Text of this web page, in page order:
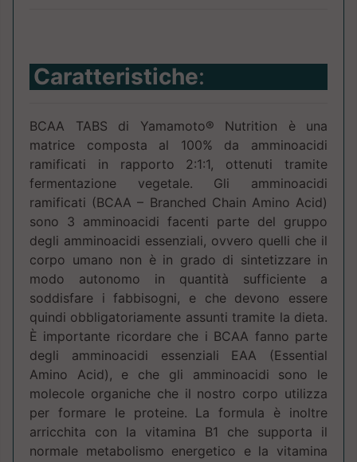
Caratteristiche:
BCAA TABS di Yamamoto® Nutrition è una
matrice composta al 100% da amminoacidi
ramificati in rapporto 2:1:1, ottenuti tramite
fermentazione vegetale. Gli amminoacidi
ramificati (BCAA – Branched Chain Amino Acid)
sono 3 amminoacidi facenti parte del gruppo
degli amminoacidi essenziali, ovvero quelli che il
corpo umano non è in grado di sintetizzare in
modo autonomo in quantità sufficiente a
soddisfare i fabbisogni, e che devono essere
quindi obbligatoriamente assunti tramite la dieta.
È importante ricordare che i BCAA fanno parte
degli amminoacidi essenziali EAA (Essential
Amino Acid), e che gli amminoacidi sono le
molecole organiche che il nostro corpo utilizza
per formare le proteine. La formula è inoltre
arricchita con la vitamina B1 che supporta il
normale metabolismo energetico e la vitamina